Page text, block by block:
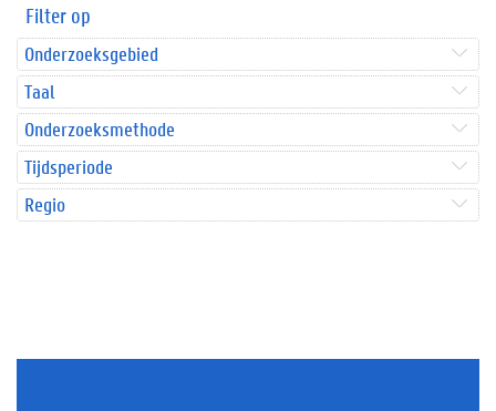
Filter op
Onderzoeksgebied
Taal
Onderzoeksmethode
Tijdsperiode
Regio